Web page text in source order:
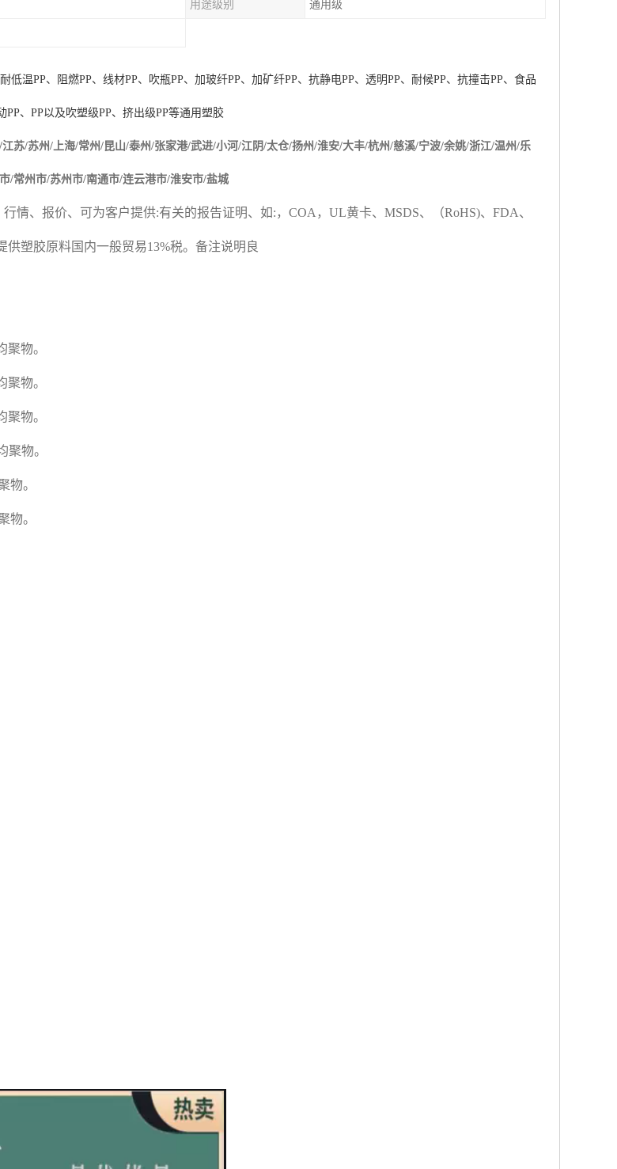
用途级别 通用级
低温PP、阻燃PP、线材PP、吹瓶PP、加玻纤PP、加矿纤PP、抗静电PP、透明PP、耐候PP、抗撞击PP、食品
PP、 PP以及吹塑级PP、挤出级PP等通用塑胶
江苏/苏州/上海/常州/昆山/泰州/张家港/武进/小河/江阴/太仓/扬州/淮安/大丰/杭州/慈溪/宁波/余姚/浙江/温州/乐
/常州市/苏州市/南通市/连云港市/淮安市/盐城
行情、报价、可为客户提供:有关的报告证明、如: ， COA ， UL黄卡、 MSDS、 （RoHS)、 FDA、
供塑胶原料国内一般贸易13%税。备注说明良
聚物。
聚物。
聚物。
聚物。
物。
物。